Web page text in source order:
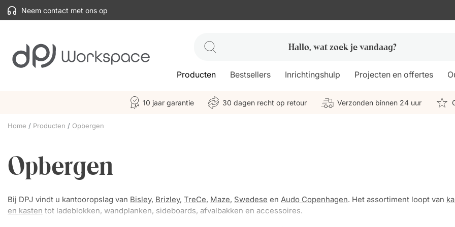
Neem contact met ons op
Producten Bestsellers Inrichtingshulp Projecten en offertes
10 jaar garantie 30 dagen recht op retour Verzonden binnen 24 uur
Home Producten Opbergen
Opbergen
Bij DPJ vindt u kantooropslag van Bisley, Brizley, TreCe, Maze, Swedese en Audo Copenhagen. Het assortiment loopt van
en kasten tot ladeblokken, wandplanken, sideboards, afvalbakken en accessoires.